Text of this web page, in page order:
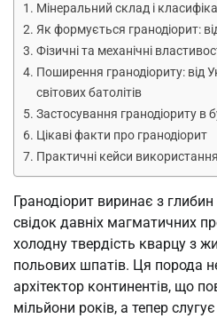
Мінеральний склад і
Як формується гранодіорит:
Фізичні та механічні
Поширення гранодіориту: від
світових батолітів
Застосування гранодіориту в
Цікаві факти про гранодіорит
Практичні кейси використання
Гранодіорит виринає з
свідок давніх магматичних
холодну твердість кварцу з
польових шпатів. Ця порода
архітектор континентів, що
мільйони років, а тепер